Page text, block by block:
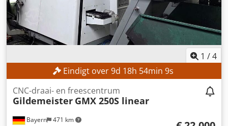
Transportafmetingen (l × b × h): 3.700 × 1.650 × 1.900 mm
(?) Transportgewicht: 3.300 kg UITRUSTING Documentatie
Dedpfx Abozrmq Dsfjkr Documentatie CE-markering
1 /4
Eindigt over9d 18h 54min 8s
Bayern 471 km
CNC-draai- en freescentrum
Gildemeister GMX 250S linear